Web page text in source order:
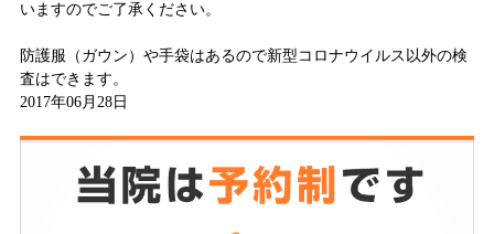
いますのでご了承ください。
防護服（ガウン）や手袋はあるので新型コロナウイルス以外の検
査はできます。
2017年06月28日